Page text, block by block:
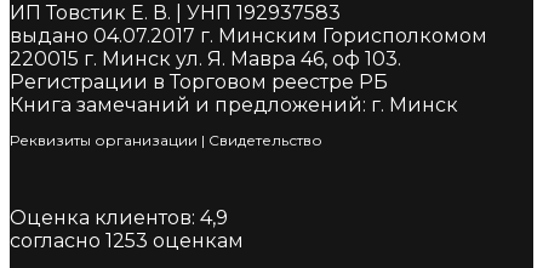
ИП Товстик Е. В. | УНП 192937583
выдано 04.07.2017 г. Минским Горисполкомом
220015 г. Минск ул. Я. Мавра 46, оф 103.
Регистрации в Торговом реестре РБ
Книга замечаний и предложений: г. Минск
Реквизиты организации | Cвидетельство
Оценка клиентов: 4,9
согласно 1253 оценкам